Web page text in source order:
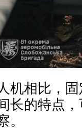
机相比，
长的特点
。